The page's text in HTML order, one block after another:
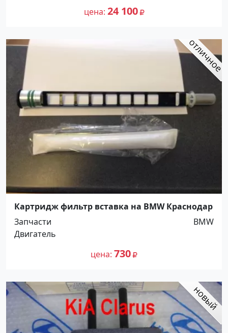
цена 24 100
Картридж фильтр вставка на BMW Краснодар
Запчасти
BMW
Двигатель
цена 730